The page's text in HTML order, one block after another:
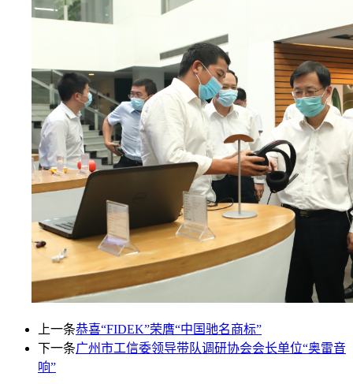
上一条恭喜“FIDEK”荣膺“中国驰名商标”
下一条广州市工信委领导带队调研协会会长单位“奥雷音
响”